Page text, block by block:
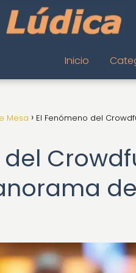
Inicio
Mesa
El Fenómeno del
del